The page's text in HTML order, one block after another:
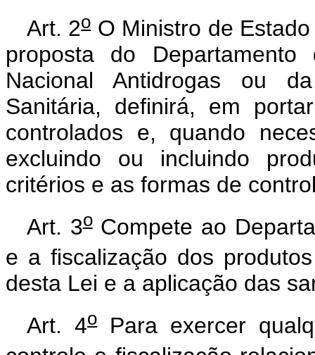
Art. 2oO Ministro de
proposta do
Nacional Antidrogas ou
Sanitária, definirá, em
controlados e, quando
excluindo ou incluindo
critérios e as formas de
Art. 3oCompete ao
e a fiscalização dos
desta Lei e a aplicação das
Art. 4oPara exercer